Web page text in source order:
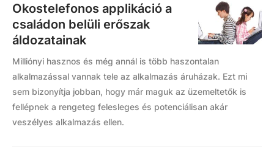
Okostelefonos applikáció a
családon belüli erőszak
áldozatainak
Milliónyi hasznos és még annál is több haszontalan
alkalmazással vannak tele az alkalmazás áruházak. Ezt mi
sem bizonyítja jobban, hogy már maguk az üzemeltetők is
fellépnek a rengeteg felesleges és potenciálisan akár
veszélyes alkalmazás ellen.